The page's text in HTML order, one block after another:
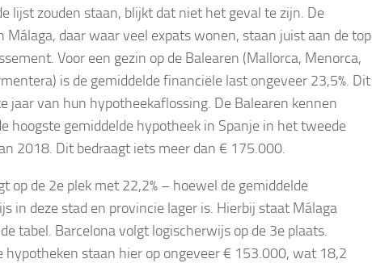
lijst zouden staan, blijkt dat niet het geval te zijn. De
Málaga, daar waar veel expats wonen, staan ​​juist aan de top
Voor een gezin op de Balearen (Mallorca, Menorca,
is de gemiddelde financiële last ongeveer 23,5%. Dit
jaar van hun hypotheekaflossing. De Balearen kennen
hoogste gemiddelde hypotheek in Spanje in het tweede
2018. Dit bedraagt iets meer dan € 175.000.
op de 2e plek met 22,2% – hoewel de gemiddelde
in deze stad en provincie lager is. Hierbij staat Málaga
tabel. Barcelona volgt logischerwijs op de 3e plaats.
hypotheken staan hier op ongeveer € 153.000, wat 18,2